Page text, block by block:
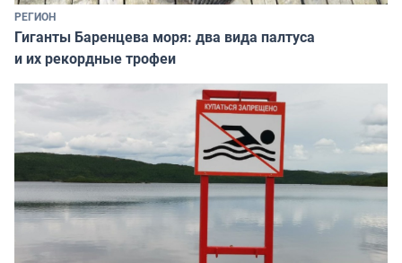
РЕГИОН
Гиганты Баренцева моря: два вида палтуса
и их рекордные трофеи